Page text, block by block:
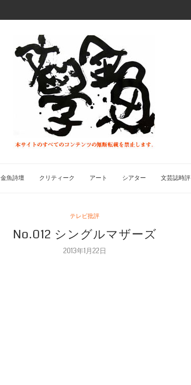
金魚詩壇 クリティーク アート シアター 文芸誌時評
テレビ批評
No.012 シングルマザーズ
2013年1月22日